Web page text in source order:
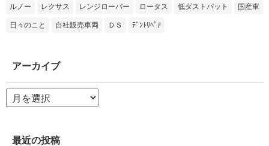
ルノー レクサス レンジローバー ロータス 低ダストパット 国産車
日々のこと 自社販売車両 ＤＳ ﾃﾞﾝﾄﾘﾍﾟｱ
アーカイブ
ア
ー
ブ
最近の投稿